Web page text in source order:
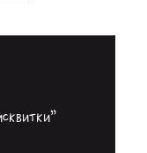
сигнали